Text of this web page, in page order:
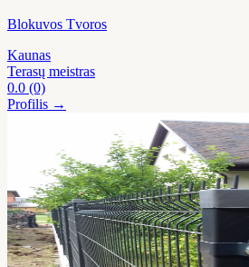
Blokuvos Tvoros
Kaunas
Terasų meistras
0.0 (0)
Profilis →